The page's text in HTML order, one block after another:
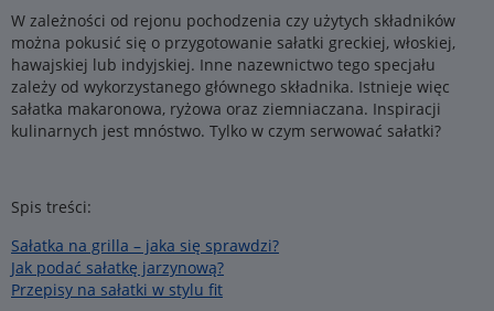
W zależności od rejonu pochodzenia czy użytych składników
można pokusić się o przygotowanie sałatki greckiej, włoskiej,
hawajskiej lub indyjskiej. Inne nazewnictwo tego specjału
zależy od wykorzystanego głównego składnika. Istnieje więc
sałatka makaronowa, ryżowa oraz ziemniaczana. Inspiracji
kulinarnych jest mnóstwo. Tylko w czym serwować sałatki?
Spis treści:
Sałatka na grilla – jaka się sprawdzi?
Jak podać sałatkę jarzynową?
Przepisy na sałatki w stylu fit